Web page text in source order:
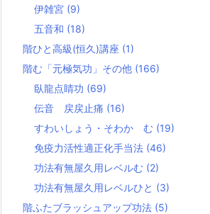
伊雑宮 (9)
五音和 (18)
階ひと高級(恒久)講座 (1)
階む「元極気功」その他 (166)
臥龍点睛功 (69)
伝音 戻戻止痛 (16)
すわいしょう・そわか む (19)
免疫力活性適正化手当法 (46)
功法有無屋久用レベルむ (2)
功法有無屋久用レベルひと (3)
階ふたブラッシュアップ功法 (5)